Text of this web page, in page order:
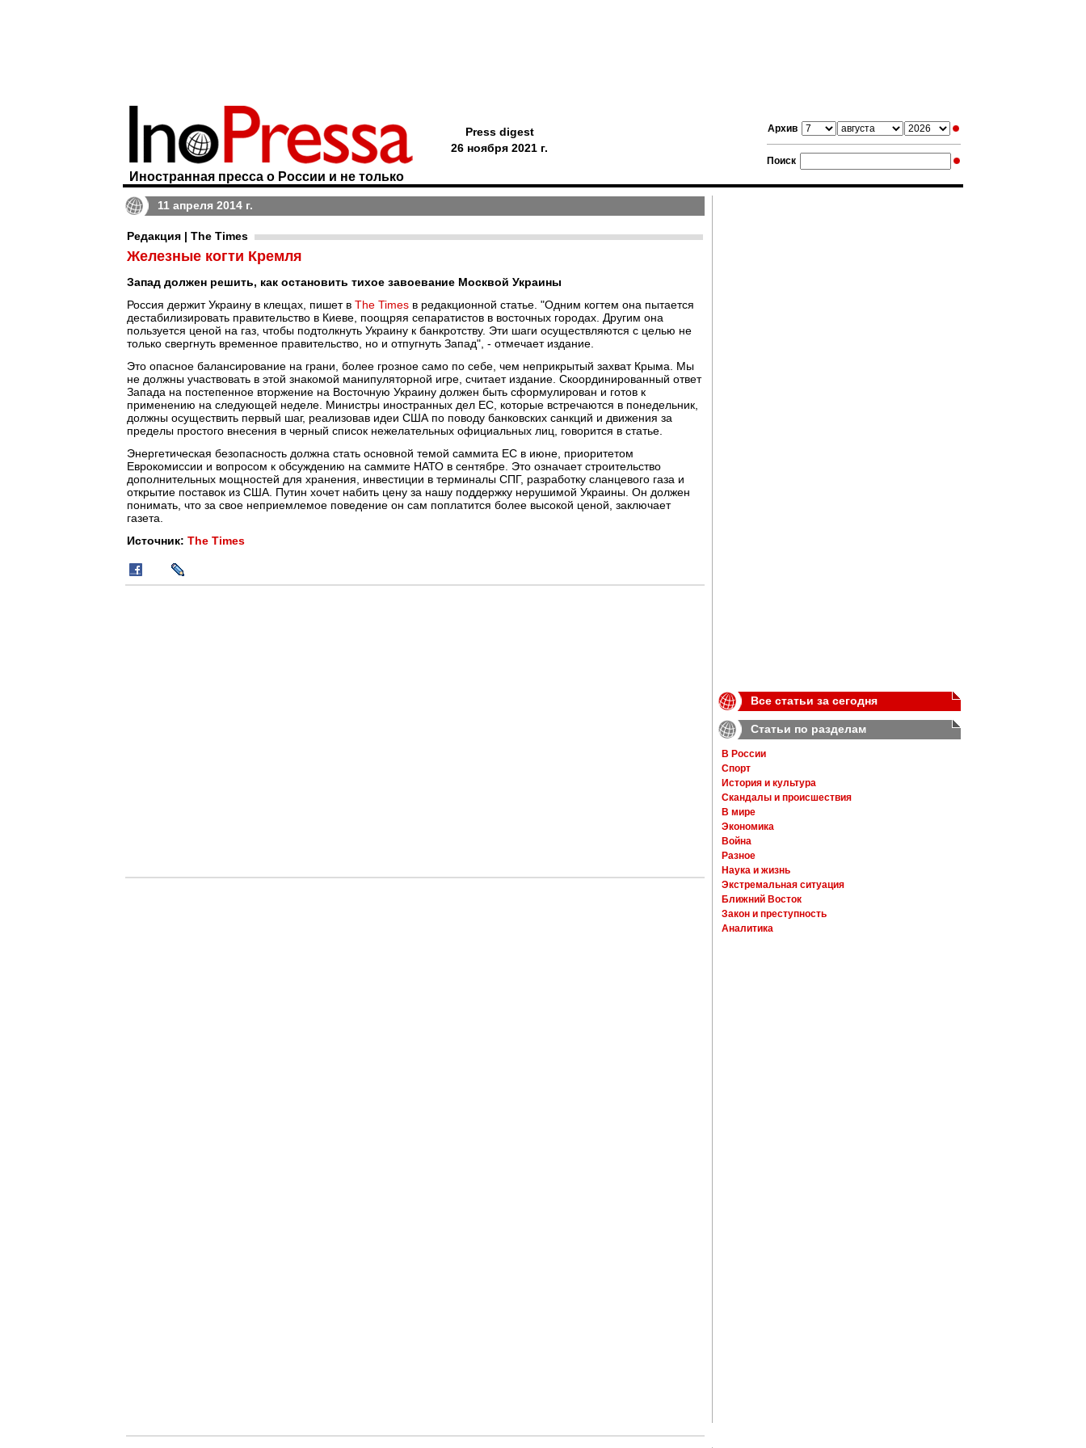
Архив
Поиск
Иностранная пресса о России и не только
Press digest
26 ноября 2021 г.
11 апреля 2014 г.
Редакция | The Times
Железные когти Кремля
Запад должен решить, как остановить тихое завоевание Москвой Украины
Россия держит Украину в клещах, пишет в The Times в редакционной статье. "Одним когтем она пытается
дестабилизировать правительство в Киеве, поощряя сепаратистов в восточных городах. Другим она
пользуется ценой на газ, чтобы подтолкнуть Украину к банкротству. Эти шаги осуществляются с целью не
только свергнуть временное правительство, но и отпугнуть Запад", - отмечает издание.
Это опасное балансирование на грани, более грозное само по себе, чем неприкрытый захват Крыма. Мы
не должны участвовать в этой знакомой манипуляторной игре, считает издание. Скоординированный ответ
Запада на постепенное вторжение на Восточную Украину должен быть сформулирован и готов к
применению на следующей неделе. Министры иностранных дел ЕС, которые встречаются в понедельник,
должны осуществить первый шаг, реализовав идеи США по поводу банковских санкций и движения за
пределы простого внесения в черный список нежелательных официальных лиц, говорится в статье.
Энергетическая безопасность должна стать основной темой саммита ЕС в июне, приоритетом
Еврокомиссии и вопросом к обсуждению на саммите НАТО в сентябре. Это означает строительство
дополнительных мощностей для хранения, инвестиции в терминалы СПГ, разработку сланцевого газа и
открытие поставок из США. Путин хочет набить цену за нашу поддержку нерушимой Украины. Он должен
понимать, что за свое неприемлемое поведение он сам поплатится более высокой ценой, заключает
газета.
Источник: The Times
Все статьи за сегодня
Статьи по разделам
В России
Спорт
История и культура
Скандалы и происшествия
В мире
Экономика
Война
Разное
Наука и жизнь
Экстремальная ситуация
Ближний Восток
Закон и преступность
Аналитика